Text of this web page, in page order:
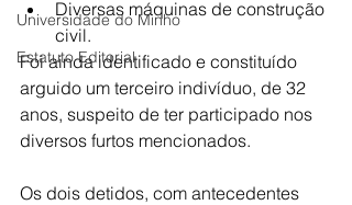
Universidade do Minho
Estatuto Editorial
Diversas máquinas de construção
civil.
Foi ainda identificado e constituído
arguido um terceiro indivíduo, de 32
anos, suspeito de ter participado nos
diversos furtos mencionados.
Os dois detidos, com antecedentes